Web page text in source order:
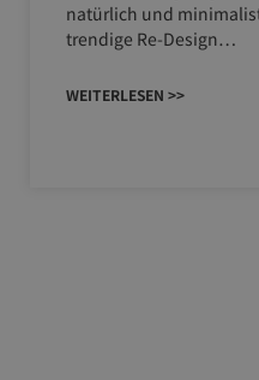
natürlich und
trendige Re-Design…
WEITERLESEN >>